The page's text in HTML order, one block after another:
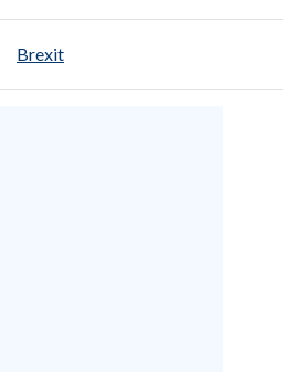
Brexit